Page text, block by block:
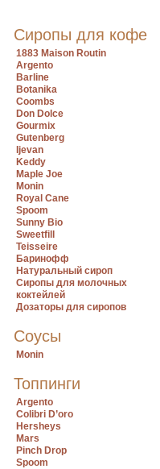
Сиропы для кофе
1883 Maison Routin
Argento
Barline
Botanika
Coombs
Don Dolce
Gourmix
Gutenberg
Ijevan
Keddy
Maple Joe
Monin
Royal Cane
Spoom
Sunny Bio
Sweetfill
Teisseire
Баринофф
Натуральный сироп
Сиропы для молочных
коктейлей
Дозаторы для сиропов
Соусы
Monin
Топпинги
Argento
Colibri D’oro
Hersheys
Mars
Pinch Drop
Spoom